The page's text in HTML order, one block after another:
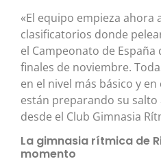
«El equipo empieza ahora
clasificatorios donde
el Campeonato de
finales de noviembre.
en el nivel más básico y
están preparando su salto
desde el Club Gimnasia
La gimnasia rítmica de
momento